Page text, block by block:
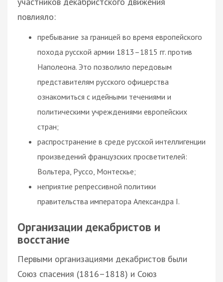
повлияло:
пребывание за границей во время европейского
похода русской армии 1813–1815 гг. против
Наполеона. Это позволило передовым
представителям русского офицерства
ознакомиться с идейными течениями и
политическими учреждениями европейских
стран;
распространение в среде русской интеллигенции
произведений французских просветителей:
Вольтера, Руссо, Монтескье;
неприятие репрессивной политики
правительства императора Александра I.
Организации декабристов и
восстание
Первыми организациями декабристов были
Союз спасения (1816–1818) и Союз